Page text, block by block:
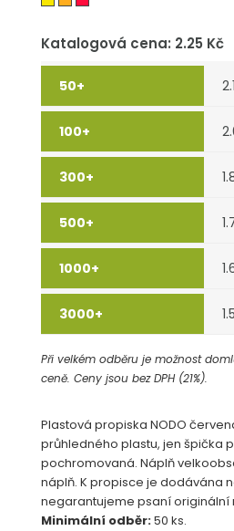
Katalogová cena: 2.25 Kč
Při velkém odběru je možnost
ceně. Ceny jsou bez DPH (21%).
Plastová propiska NODO
průhledného plastu, jen špička
pochromovaná. Náplň
náplň. K propisce je dodávána
negarantujeme psaní originální
Minimální odběr:50 ks.